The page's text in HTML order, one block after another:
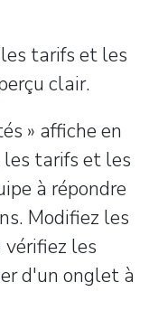
tarifs et les
clair.
» affiche en
tarifs et les
à répondre
Modifiez les
vérifiez les
d'un onglet à